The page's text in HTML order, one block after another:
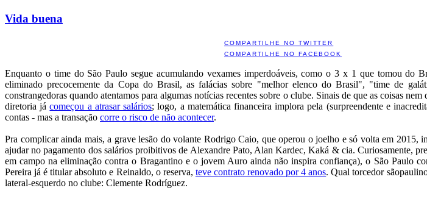
Vida buena
COMPARTILHE NO TWITTER
COMPARTILHE NO FACEBOOK
Enquanto o time do São Paulo segue acumulando vexames imperdoáveis, como o 3 x 1 que tomou
eliminado precocemente da Copa do Brasil, as falácias sobre "melhor elenco do Brasil", "time de
constrangedoras quando atentamos para algumas notícias recentes sobre o clube. Sinais de que as coisas
diretoria jácomeçou a atrasar salários; logo, a matemática financeira implora pela (surpreendente e
contas - mas a transação corre o risco de não acontecer.
Pra complicar ainda mais, a grave lesão do volante Rodrigo Caio, que operou o joelho e só volta em 2015,
ajudar no pagamento dos salários proibitivos de Alexandre Pato, Alan Kardec, Kaká & cia. Curiosamente,
em campo na eliminação contra o Bragantino e o jovem Auro ainda não inspira confiança), o São Paulo
Pereira já é titular absoluto e Reinaldo, o reserva, teve contrato renovado por 4 anos. Qual torcedor
lateral-esquerdo no clube: Clemente Rodríguez.